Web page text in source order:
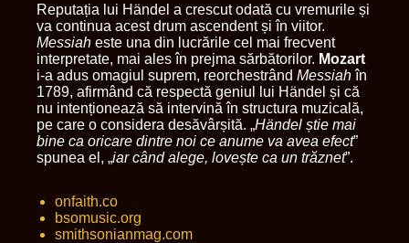
Reputația lui Händel a crescut odată cu vremurile și
va continua acest drum ascendent și în viitor.
Messiah este una din lucrările cel mai frecvent
interpretate, mai ales în prejma sărbătorilor. Mozart
i-a adus omagiul suprem, reorchestrând Messiahîn
1789, afirmând că respectă geniul lui Händel și că
nu intenționează să intervină în structura muzicală,
pe care o considera desăvârșită. „Händel știe mai
bine ca oricare dintre noi ce anume va avea efect”
spunea el, „iar când alege, lovește ca un trăznet”.
onfaith.co
bsomusic.org
smithsonianmag.com